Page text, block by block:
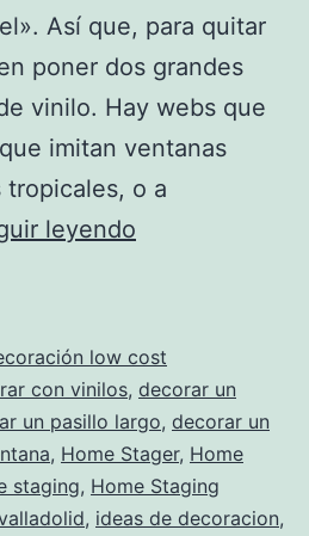
Así que, para quitar
poner dos grandes
vinilo. Hay webs que
imitan ventanas
tropicales, o a
leyendo
vinilo
para
decorar
un
pasillo
low cost
con vinilos, decorar un
un pasillo largo, decorar un
, Home Stager, Home
staging, Home Staging
, ideas de decoracion,